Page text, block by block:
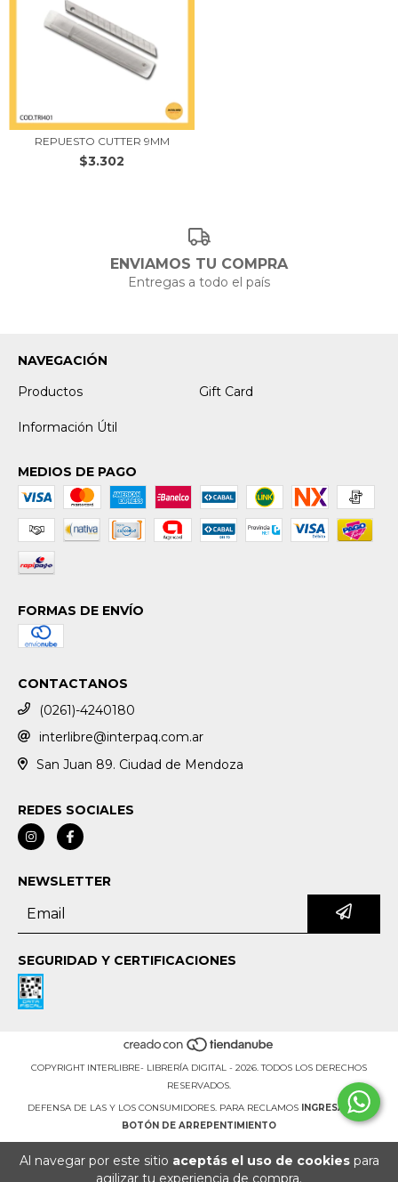
Al navegar por este sitio aceptás el uso de cookiespara
agilizar tu experiencia de compra.
REPUESTO CUTTER 9MM
$3.302
ENVIAMOS TU COMPRA
Entregas a todo el país
NAVEGACIÓN
Productos
Gift Card
Información Útil
MEDIOS DE PAGO
FORMAS DE ENVÍO
CONTACTANOS
(0261)-4240180
interlibre@interpaq.com.ar
San Juan 89. Ciudad de Mendoza
REDES SOCIALES
NEWSLETTER
SEGURIDAD Y CERTIFICACIONES
COPYRIGHT INTERLIBRE- LIBRERÍA DIGITAL - 2026. TODOS LOS DERECHOS
RESERVADOS.
DEFENSA DE LAS Y LOS CONSUMIDORES. PARA RECLAMOS
INGRESÁ ACÁ.
BOTÓN DE ARREPENTIMIENTO